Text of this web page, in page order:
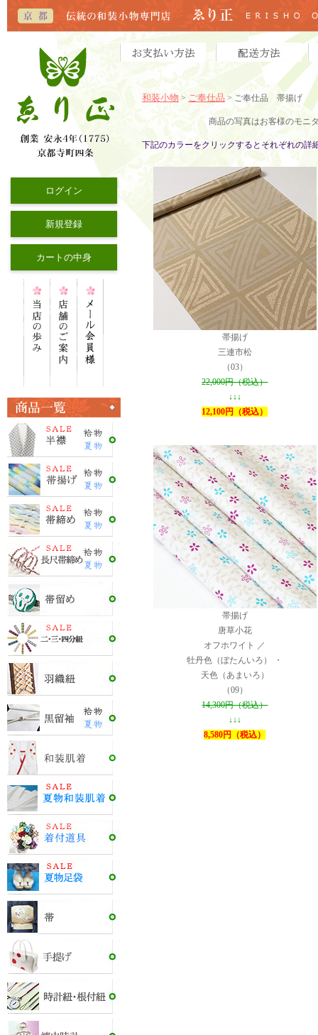
ログイン
新規登録
カートの中身
和装小物 > ご奉仕品> ご奉仕品 帯揚げ
商品の写真はお客様のモニ
下記のカラーをクリックするとそれぞれの詳
帯揚げ
三連市松
（03）
22,000円（税込）
↓↓↓
12,100円（税込）
帯揚げ
唐草小花
オフホワイト ／
牡丹色（ぼたんいろ） ・
天色（あまいろ）
（09）
14,300円（税込）
↓↓↓
8,580円（税込）